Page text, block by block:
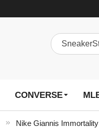
CONVERSE
Nike Giannis